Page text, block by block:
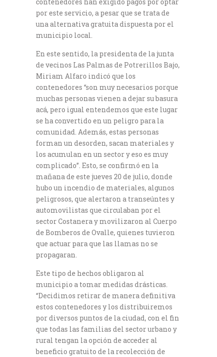
por este servicio, a pesar que se trata de
una alternativa gratuita dispuesta por el
municipio local.
En este sentido, la presidenta de la junta
de vecinos Las Palmas de Potrerillos Bajo,
Miriam Alfaro indicó que los
contenedores “son muy necesarios porque
muchas personas vienen a dejar su basura
acá, pero igual entendemos que este lugar
se ha convertido en un peligro para la
comunidad. Además, estas personas
forman un desorden, sacan materiales y
los acumulan en un sector y eso es muy
complicado”. Esto, se confirmó en la
mañana de este jueves 20 de julio, donde
hubo un incendio de materiales, algunos
peligrosos, que alertaron a transeúntes y
automovilistas que circulaban por el
sector Costanera y movilizaron al Cuerpo
de Bomberos de Ovalle, quienes tuvieron
que actuar para que las llamas no se
propagaran.
Este tipo de hechos obligaron al
municipio a tomar medidas drásticas.
“Decidimos retirar de manera definitiva
estos contenedores y los distribuiremos
por diversos puntos de la ciudad, con el fin
que todas las familias del sector urbano y
rural tengan la opción de acceder al
beneficio gratuito de la recolección de